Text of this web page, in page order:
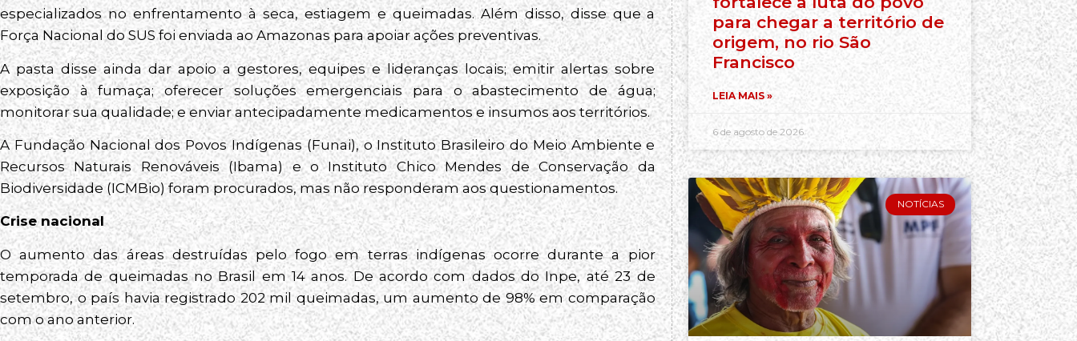
especializados no enfrentamento à seca, estiagem e queimadas. Além disso, disse que a
Força Nacional do SUS foi enviada ao Amazonas para apoiar ações preventivas.
A pasta disse ainda dar apoio a gestores, equipes e lideranças locais; emitir alertas sobre
exposição à fumaça; oferecer soluções emergenciais para o abastecimento de água;
monitorar sua qualidade; e enviar antecipadamente medicamentos e insumos aos territórios.
A Fundação Nacional dos Povos Indígenas (Funai), o Instituto Brasileiro do Meio Ambiente e
Recursos Naturais Renováveis (Ibama) e o Instituto Chico Mendes de Conservação da
Biodiversidade (ICMBio) foram procurados, mas não responderam aos questionamentos.
Crise nacional
O aumento das áreas destruídas pelo fogo em terras indígenas ocorre durante a pior
temporada de queimadas no Brasil em 14 anos. De acordo com dados do Inpe, até 23 de
setembro, o país havia registrado 202 mil queimadas, um aumento de 98% em comparação
com o ano anterior.
para chegar a território de
origem, no rio São
Francisco
LEIA MAIS »
6 de agosto de 2026
NOTÍCIAS